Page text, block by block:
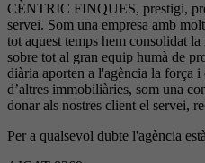
CÈNTRIC FINQUES, prestigi,
servei. Som una empresa amb
tot aquest temps hem consolidat
sobre tot al gran equip humà de
diària aporten a l'agència la força
d’altres immobiliàries, som una
donar als nostres client el servei,
Per a qualsevol dubte l'agència